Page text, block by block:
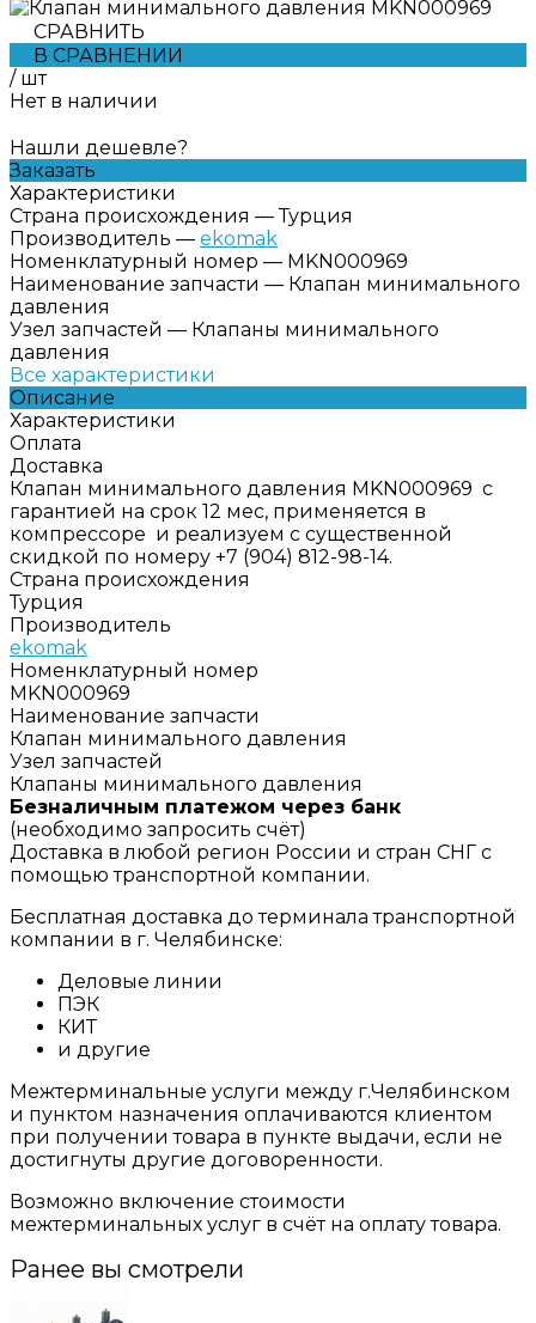
СРАВНИТЬ
В СРАВНЕНИИ
/ шт
Нет в наличии
Нашли дешевле?
Заказать
Характеристики
Страна происхождения — Турция
Производитель — ekomak
Номенклатурный номер — MKN000969
Наименование запчасти — Клапан минимального
давления
Узел запчастей — Клапаны минимального
давления
Все характеристики
Описание
Характеристики
Оплата
Доставка
Клапан минимального давления MKN000969 с
гарантией на срок 12 мес, применяется в
компрессоре и реализуем с существенной
скидкой по номеру +7 (904) 812-98-14.
Страна происхождения
Турция
Производитель
ekomak
Номенклатурный номер
MKN000969
Наименование запчасти
Клапан минимального давления
Узел запчастей
Клапаны минимального давления
Безналичным платежом через банк
(необходимо запросить счёт)
Доставка в любой регион России и стран СНГ с
помощью транспортной компании.
Бесплатная доставка до терминала транспортной
компании в г. Челябинске:
Деловые линии
ПЭК
КИТ
и другие
Межтерминальные услуги между г.Челябинском
и пунктом назначения оплачиваются клиентом
при получении товара в пункте выдачи, если не
достигнуты другие договоренности.
Возможно включение стоимости
межтерминальных услуг в счёт на оплату товара.
Ранее вы смотрели